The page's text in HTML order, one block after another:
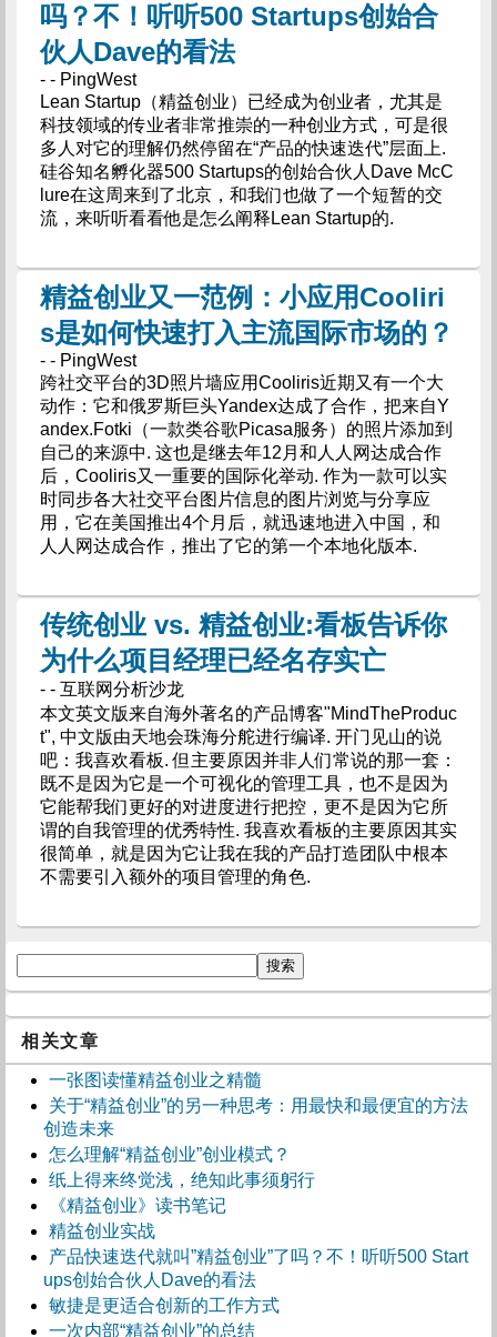
吗？不！听听500 Startups创始合
伙人Dave的看法
- - PingWest
Lean Startup（精益创业）已经成为创业者，尤其是
科技领域的传业者非常推崇的一种创业方式，可是很
多人对它的理解仍然停留在“产品的快速迭代”层面上.
硅谷知名孵化器500 Startups的创始合伙人Dave McC
lure在这周来到了北京，和我们也做了一个短暂的交
流，来听听看看他是怎么阐释Lean Startup的.
精益创业又一范例：小应用Cooliri
s是如何快速打入主流国际市场的？
- - PingWest
跨社交平台的3D照片墙应用Cooliris近期又有一个大
动作：它和俄罗斯巨头Yandex达成了合作，把来自Y
andex.Fotki（一款类谷歌Picasa服务）的照片添加到
自己的来源中. 这也是继去年12月和人人网达成合作
后，Cooliris又一重要的国际化举动. 作为一款可以实
时同步各大社交平台图片信息的图片浏览与分享应
用，它在美国推出4个月后，就迅速地进入中国，和
人人网达成合作，推出了它的第一个本地化版本.
传统创业 vs. 精益创业:看板告诉你
为什么项目经理已经名存实亡
- - 互联网分析沙龙
本文英文版来自海外著名的产品博客"MindTheProduc
t", 中文版由天地会珠海分舵进行编译. 开门见山的说
吧：我喜欢看板. 但主要原因并非人们常说的那一套：
既不是因为它是一个可视化的管理工具，也不是因为
它能帮我们更好的对进度进行把控，更不是因为它所
谓的自我管理的优秀特性. 我喜欢看板的主要原因其实
很简单，就是因为它让我在我的产品打造团队中根本
不需要引入额外的项目管理的角色.
相关文章
一张图读懂精益创业之精髓
关于“精益创业”的另一种思考：用最快和最便宜的方法
创造未来
怎么理解“精益创业”创业模式？
纸上得来终觉浅，绝知此事须躬行
《精益创业》读书笔记
精益创业实战
产品快速迭代就叫”精益创业”了吗？不！听听500 Start
ups创始合伙人Dave的看法
敏捷是更适合创新的工作方式
一次内部“精益创业”的总结